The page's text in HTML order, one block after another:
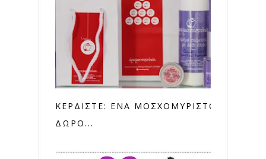
ΚΕΡΔΙΣΤΕ: ΕΝΑ ΜΟΣΧΟΜΥΡΙΣΤΟ ΣΕΤ
ΔΩΡΟ...